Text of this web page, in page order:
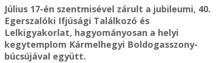
Július 17-én szentmisével zárult a jubileumi, 40.
Egerszalóki Ifjúsági Találkozó és
Lelkigyakorlat, hagyományosan a helyi
kegytemplom Kármelhegyi Boldogasszony-
búcsújával együtt.